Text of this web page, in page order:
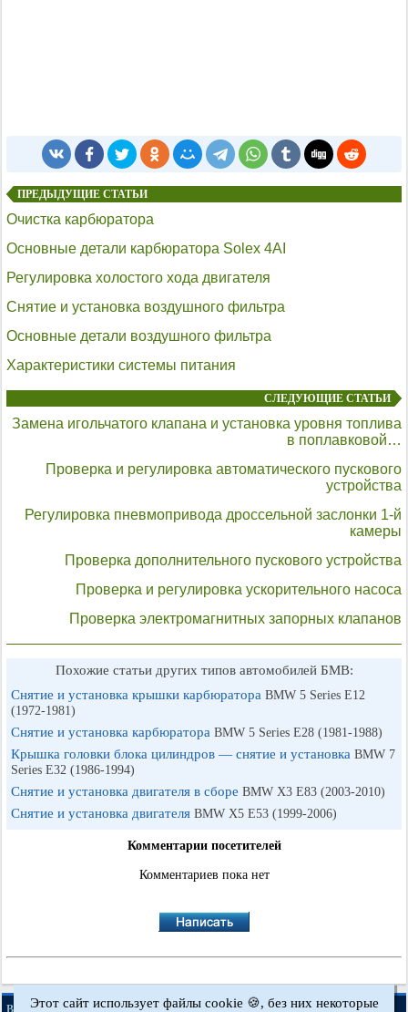
ПРЕДЫДУЩИЕ СТАТЬИ
Очистка карбюратора
Основные детали карбюратора Solex 4AI
Регулировка холостого хода двигателя
Снятие и установка воздушного фильтра
Основные детали воздушного фильтра
Характеристики системы питания
СЛЕДУЮЩИЕ СТАТЬИ
Замена игольчатого клапана и установка уровня топлива
в поплавковой…
Проверка и регулировка автоматического пускового
устройства
Регулировка пневмопривода дроссельной заслонки 1-й
камеры
Проверка дополнительного пускового устройства
Проверка и регулировка ускорительного насоса
Проверка электромагнитных запорных клапанов
Похожие статьи других типов автомобилей БМВ:
Снятие и установка крышки карбюратора BMW 5 Series E12
(1972-1981)
Снятие и установка карбюратора BMW 5 Series E28 (1981-1988)
Крышка головки блока цилиндров — снятие и установка BMW 7
Series E32 (1986-1994)
Снятие и установка двигателя в сборе BMW X3 E83 (2003-2010)
Снятие и установка двигателя BMW X5 E53 (1999-2006)
Комментарии посетителей
Комментариев пока нет
BMWman.ru © 2017-2026·Полная версия·Новости и статьи ·Карта сайта
Этот сайт использует файлы cookie 🍪, без них некоторые